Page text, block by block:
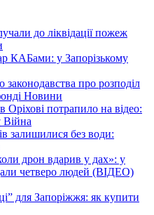
до ліквідації пожеж
КАБами: у Запорізькому
законодавства про розподіл
Новини
Оріхові потрапило на відео:
Війна
залишилися без води:
дрон вдарив у дах»: у
четверо людей (ВІДЕО)
для Запоріжжя: як купити